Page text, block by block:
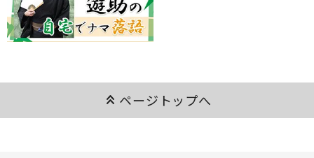
keyboard_double_arrow_up ページトップへ